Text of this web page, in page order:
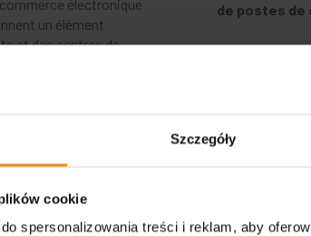
Szczegóły
cookie
spersonalizowania treści i reklam, aby
électronique
un élément
et des centres de
de postes de